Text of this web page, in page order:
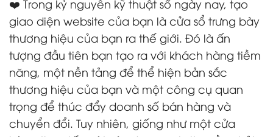
❤️ Trong kỷ nguyên kỹ thuật số ngày nay, tạo
giao diện website của bạn là cửa sổ trưng bày
thương hiệu của bạn ra thế giới. Đó là ấn
tượng đầu tiên bạn tạo ra với khách hàng tiềm
năng, một nền tảng để thể hiện bản sắc
thương hiệu của bạn và một công cụ quan
trọng để thúc đẩy doanh số bán hàng và
chuyển đổi. Tuy nhiên, giống như một cửa